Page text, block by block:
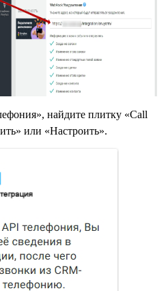
найдите плитку «Call
или «Настроить».